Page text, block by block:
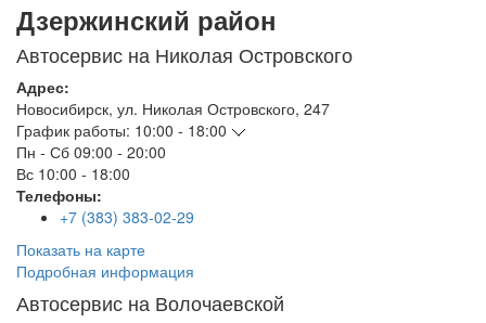
Дзержинский район
Автосервис на Николая Островского
Адрес:
Новосибирск, ул. Николая Островского, 247
График работы: 10:00 - 18:00
Пн - Сб 09:00 - 20:00
Вс 10:00 - 18:00
Телефоны:
+7 (383) 383-02-29
Показать на карте
Подробная информация
Автосервис на Волочаевской